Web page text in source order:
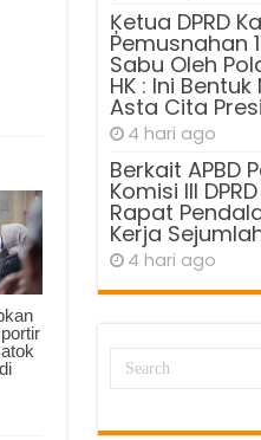
Ķetua DPRD
Pemusnahan
Sabu Oleh
HK : Ini
Asta Cita
4 hari ago
Berkait APBD
Komisi III
Rapat
Kerja
4 hari ago